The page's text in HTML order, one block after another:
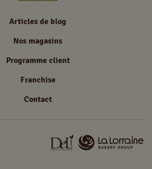
Articles de blog
Nos magasins
Programme client
Franchise
Contact